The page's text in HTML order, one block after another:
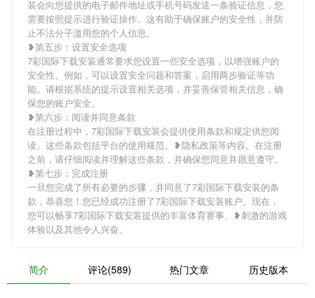
装会向您提供的电子邮件地址或手机号码发送一条验证信息，您
需要按照提示进行验证操作。这有助于确保账户的安全性，并防
止不法分子滥用您的个人信息。
❥第五步：设置安全选项
7彩国际下载安装通常要求您设置一些安全选项，以增强账户的
安全性。例如，可以设置安全问题和答案，启用两步验证等功
能。请根据系统的提示设置相关选项，并妥善保管相关信息，确
保您的账户安全。
❥第六步：阅读并同意条款
在注册过程中，7彩国际下载安装会提供使用条款和规定供您阅
读。这些条款包括平台的使用规范、❥隐私政策等内容。在注册
之前，请仔细阅读并理解这些条款，并确保您同意并愿意遵守。
❥第七步：完成注册
一旦您完成了所有必要的步骤，并同意了7彩国际下载安装的条
款，恭喜您！您已经成功注册了7彩国际下载安装账户。现在，
您可以畅享7彩国际下载安装提供的丰富体育赛事、❥刺激的游戏
体验以及其他令人兴奋。
简介 评论(589) 热门文章 历史版本